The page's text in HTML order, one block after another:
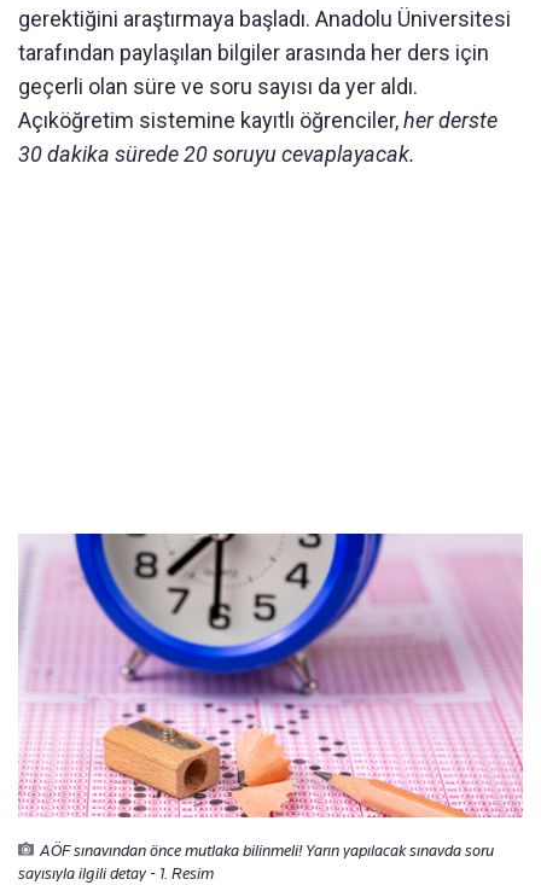
gerektiğini araştırmaya başladı. Anadolu Üniversitesi
tarafından paylaşılan bilgiler arasında her ders için
geçerli olan süre ve soru sayısı da yer aldı.
Açıköğretim sistemine kayıtlı öğrenciler,her derste
30 dakika sürede 20 soruyu cevaplayacak.
AÖF sınavından önce mutlaka bilinmeli! Yarın yapılacak sınavda soru
sayısıyla ilgili detay - 1. Resim